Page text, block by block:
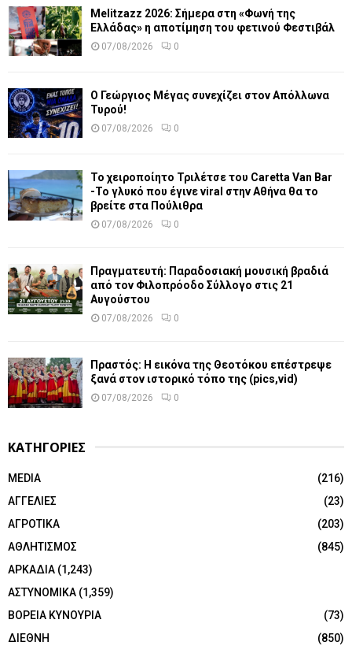
Melitzazz 2026: Σήμερα στη «Φωνή της
Ελλάδας» η αποτίμηση του φετινού Φεστιβάλ
07/08/2026 0
Ο Γεώργιος Μέγας συνεχίζει στον Απόλλωνα
Τυρού!
07/08/2026 0
Το χειροποίητο Τριλέτσε του Caretta Van Bar
-Το γλυκό που έγινε viral στην Αθήνα θα το
βρείτε στα Πούλιθρα
07/08/2026 0
Πραγματευτή: Παραδοσιακή μουσική βραδιά
από τον Φιλοπρόοδο Σύλλογο στις 21
Αυγούστου
07/08/2026 0
Πραστός: Η εικόνα της Θεοτόκου επέστρεψε
ξανά στον ιστορικό τόπο της (pics,vid)
07/08/2026 0
ΚΑΤΗΓΟΡΙΕΣ
MEDIA
(216)
ΑΓΓΕΛΙΕΣ
(23)
ΑΓΡΟΤΙΚΑ
(203)
ΑΘΛΗΤΙΣΜΟΣ
(845)
ΑΡΚΑΔΙΑ (1,243)
ΑΣΤΥΝΟΜΙΚΑ (1,359)
ΒΟΡΕΙΑ ΚΥΝΟΥΡΙΑ
(73)
ΔΙΕΘΝΗ
(850)